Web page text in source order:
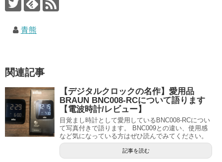
青熊
関連記事
【デジタルクロックの名作】愛用品
BRAUN BNC008-RCについて語ります
【電波時計/レビュー】
目覚まし時計として愛用しているBNC008-RCについ
て写真付きで語ります。 BNC009との違い、使用感
など気になっている方はぜひ読んでみてください。
記事を読む